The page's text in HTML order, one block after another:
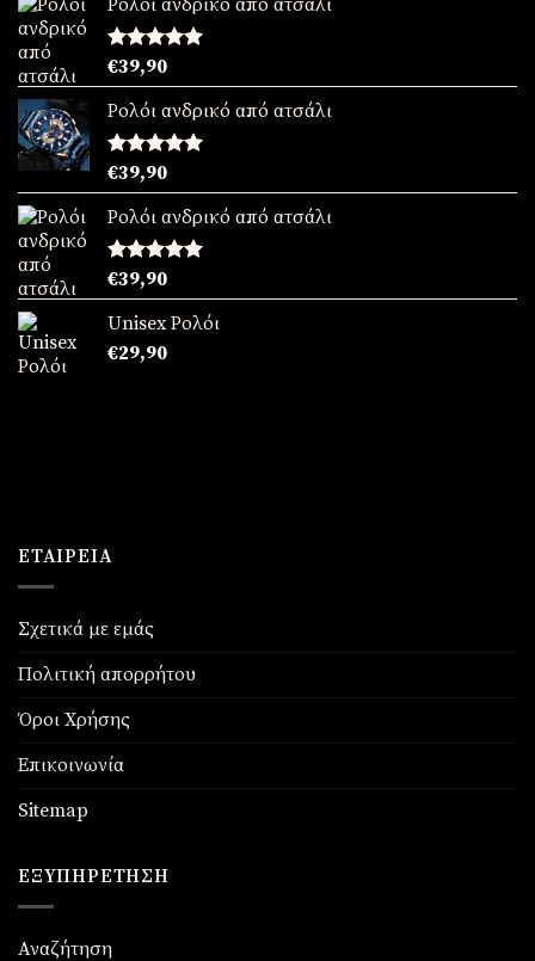
Βαθμολογήθηκε
με5.00
από 5
€39,90
Ρολόι ανδρικό από ατσάλι
Βαθμολογήθηκε
με5.00
από 5
€39,90
Ρολόι ανδρικό από ατσάλι
Βαθμολογήθηκε
με5.00
από 5
€39,90
Unisex Ρολόι
€29,90
ΕΤΑΙΡΕΊΑ
Σχετικά με εμάς
Πολιτική απορρήτου
Όροι Χρήσης
Επικοινωνία
Sitemap
ΕΞΥΠΗΡΈΤΗΣΗ
Αναζήτηση